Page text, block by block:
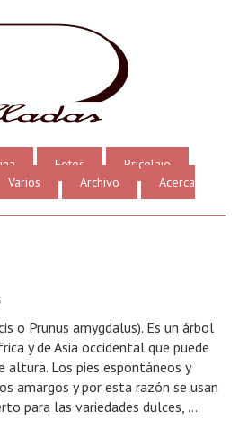
Fotos
Bricolaje
Varios Archivo
Acerca
o Prunus amygdalus). Es un árbol
y de Asia occidental que puede
Los pies espontáneos y
amargos y por esta razón se usan
para las variedades dulces, ...